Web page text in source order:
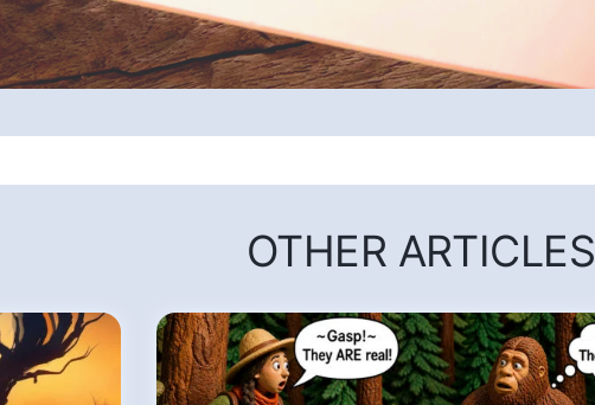
OTHER ARTICLES